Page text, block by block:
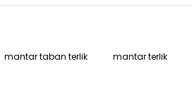
mantar taban terlik mantar terlik